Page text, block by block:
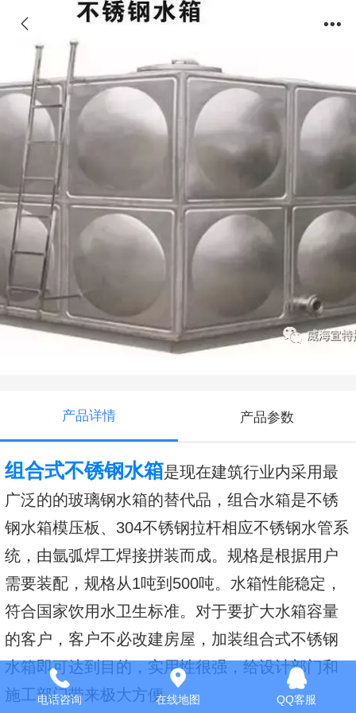
组合式不锈钢水箱
产品详情 产品参数
组合式不锈钢水箱是现在建筑行业内采用最
广泛的的玻璃钢水箱的替代品，组合水箱是不锈
钢水箱模压板、304不锈钢拉杆相应不锈钢水管系
统，由氩弧焊工焊接拼装而成。规格是根据用户
需要装配，规格从1吨到500吨。水箱性能稳定，
符合国家饮用水卫生标准。对于要扩大水箱容量
的客户，客户不必改建房屋，加装组合式不锈钢
水箱即可达到目的，实用性很强，给设计部门和
施工部门带来极大方便。
电话咨询 在线地图 QQ客服